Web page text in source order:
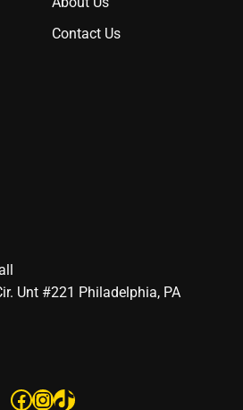
Contact Us
Unt #221 Philadelphia, PA
Facebook
Instagram
TikTok